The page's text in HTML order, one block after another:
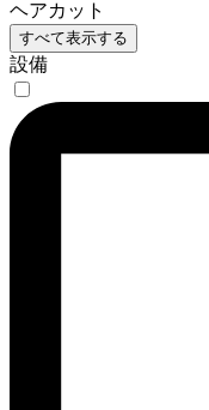
ヘアカット
すべて表示する
設備